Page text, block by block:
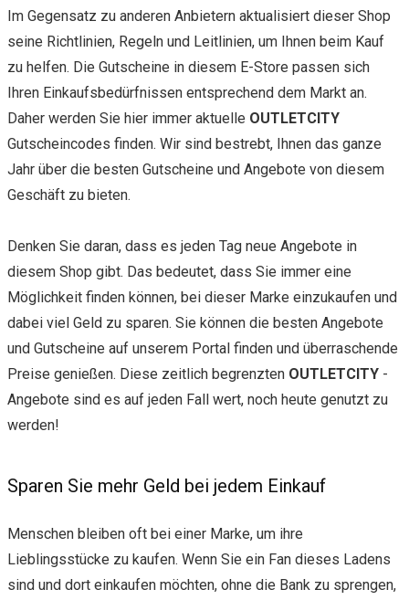
Im Gegensatz zu anderen Anbietern aktualisiert dieser Shop
seine Richtlinien, Regeln und Leitlinien, um Ihnen beim Kauf
zu helfen. Die Gutscheine in diesem E-Store passen sich
Ihren Einkaufsbedürfnissen entsprechend dem Markt an.
Daher werden Sie hier immer aktuelle OUTLETCITY
Gutscheincodes finden. Wir sind bestrebt, Ihnen das ganze
Jahr über die besten Gutscheine und Angebote von diesem
Geschäft zu bieten.
Denken Sie daran, dass es jeden Tag neue Angebote in
diesem Shop gibt. Das bedeutet, dass Sie immer eine
Möglichkeit finden können, bei dieser Marke einzukaufen und
dabei viel Geld zu sparen. Sie können die besten Angebote
und Gutscheine auf unserem Portal finden und überraschende
Preise genießen. Diese zeitlich begrenzten OUTLETCITY -
Angebote sind es auf jeden Fall wert, noch heute genutzt zu
werden!
Sparen Sie mehr Geld bei jedem Einkauf
Menschen bleiben oft bei einer Marke, um ihre
Lieblingsstücke zu kaufen. Wenn Sie ein Fan dieses Ladens
sind und dort einkaufen möchten, ohne die Bank zu sprengen,